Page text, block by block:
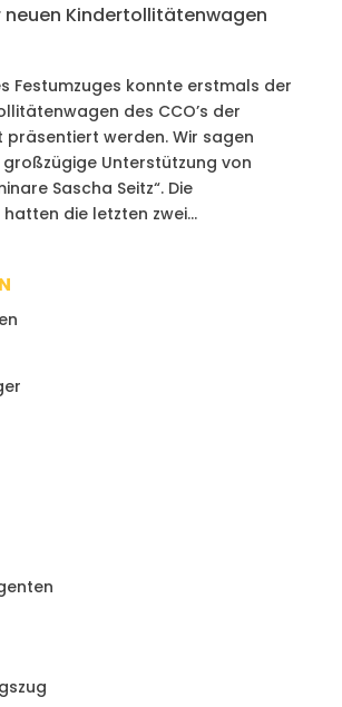
neuen Kindertollitätenwagen
Festumzuges konnte erstmals der
des CCO’s der
präsentiert werden. Wir sagen
großzügige Unterstützung von
Sascha Seitz“. Die
die letzten zwei...